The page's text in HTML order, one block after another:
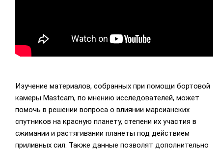
Изучение материалов, собранных при помощи бортовой
камеры Mastcam, по мнению исследователей, может
помочь в решении вопроса о влиянии марсианских
спутников на красную планету, степени их участия в
сжимании и растягивании планеты под действием
приливных сил. Также данные позволят дополнительно